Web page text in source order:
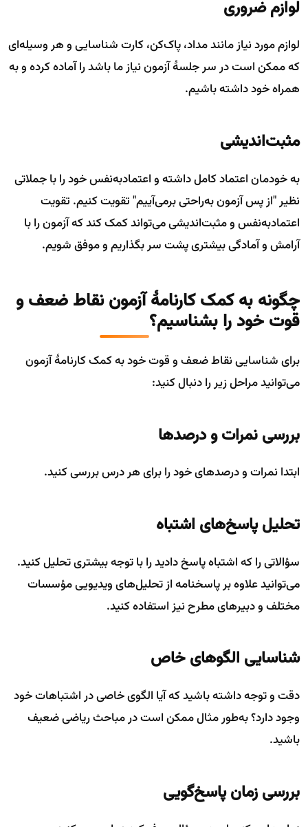
لوازم ضروری
لوازم مورد نیاز مانند مداد، پاک‌کن، کارت شناسایی و هر وسیله‌ای
که ممکن است در سر جلسهٔ آزمون نیاز ما باشد را آماده کرده و به
همراه خود داشته باشیم.
مثبت‌اندیشی
به خودمان اعتماد کامل داشته و اعتمادبه‌نفس خود را با جملاتی
نظیر "از پس آزمون به‌راحتی برمی‌آییم" تقویت کنیم. تقویت
اعتمادبه‌نفس و مثبت‌اندیشی می‌تواند کمک کند که آزمون را با
آرامش و آمادگی بیشتری پشت سر بگذاریم و موفق شویم.
چگونه به کمک کارنامهٔ آزمون نقاط ضعف و
قوت خود را بشناسیم؟
برای شناسایی نقاط ضعف و قوت خود به کمک کارنامهٔ آزمون
می‌توانید مراحل زیر را دنبال کنید:
بررسی نمرات و درصدها
ابتدا نمرات و درصدهای خود را برای هر درس بررسی کنید.
تحلیل پاسخ‌های اشتباه
سؤالاتی را که اشتباه پاسخ دادید را با توجه بیشتری تحلیل کنید.
می‌توانید علاوه بر پاسخنامه از تحلیل‌های ویدیویی مؤسسات
مختلف و دبیرهای مطرح نیز استفاده کنید.
شناسایی الگوهای خاص
دقت و توجه داشته باشید که آیا الگوی خاصی در اشتباهات خود
وجود دارد؟ به‌طور مثال ممکن است در مباحث ریاضی ضعیف
باشید.
بررسی زمان پاسخ‌گویی